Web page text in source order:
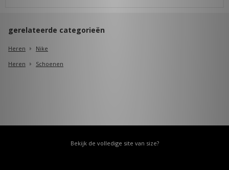
gerelateerde categorieën
Heren
Nike
Heren
Schoenen
Bekijk de volledige site van size?